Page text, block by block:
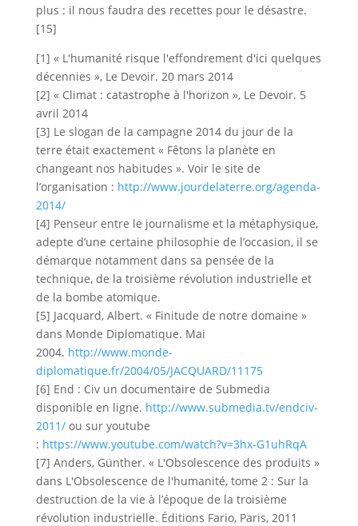
plus : il nous faudra des recettes pour le désastre.
[15]
[1] « L'humanité risque l'effondrement d'ici quelques
décennies », Le Devoir. 20 mars 2014
[2] « Climat : catastrophe à l'horizon », Le Devoir. 5
avril 2014
[3] Le slogan de la campagne 2014 du jour de la
terre était exactement « Fêtons la planète en
changeant nos habitudes ». Voir le site de
l’organisation : http://www.jourdelaterre.org/agenda-
2014/
[4] Penseur entre le journalisme et la métaphysique,
adepte d’une certaine philosophie de l’occasion, il se
démarque notamment dans sa pensée de la
technique, de la troisième révolution industrielle et
de la bombe atomique.
[5] Jacquard, Albert. « Finitude de notre domaine »
dans Monde Diplomatique. Mai
2004. http://www.monde-
diplomatique.fr/2004/05/JACQUARD/11175
[6] End : Civ un documentaire de Submedia
disponible en ligne. http://www.submedia.tv/endciv-
2011/ou sur youtube
: https://www.youtube.com/watch?v=3hx-G1uhRqA
[7] Anders, Günther. « L'Obsolescence des produits »
dans L'Obsolescence de l'humanité, tome 2 : Sur la
destruction de la vie à l’époque de la troisième
révolution industrielle. Éditions Fario, Paris, 2011